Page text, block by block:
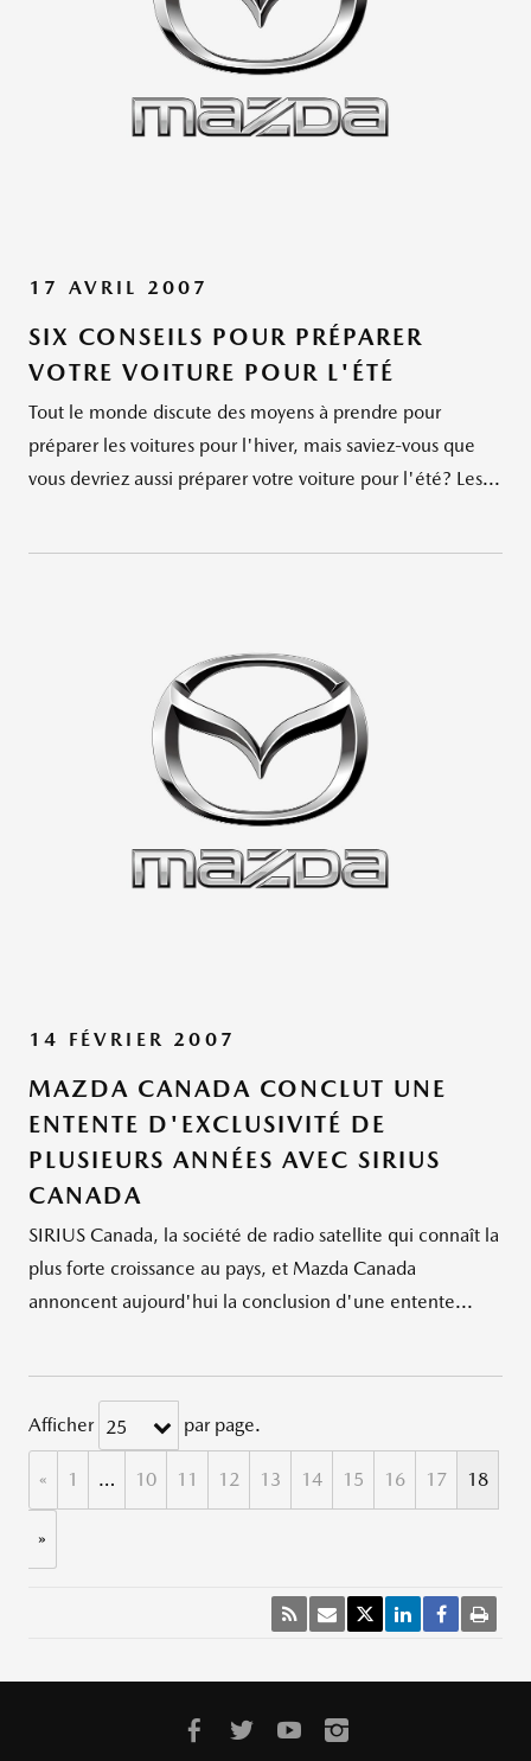
17 AVRIL 2007
SIX CONSEILS POUR PRÉPARER
VOTRE VOITURE POUR L'ÉTÉ
Tout le monde discute des moyens à prendre pour
préparer les voitures pour l'hiver, mais saviez-vous que
vous devriez aussi préparer votre voiture pour l'été? Les...
14 FÉVRIER 2007
MAZDA CANADA CONCLUT UNE
ENTENTE D'EXCLUSIVITÉ DE
PLUSIEURS ANNÉES AVEC SIRIUS
CANADA
SIRIUS Canada, la société de radio satellite qui connaît la
plus forte croissance au pays, et Mazda Canada
annoncent aujourd'hui la conclusion d'une entente...
Afficher 25 par page.
« 1 … 10 11 12 13 14 15 16 17 18
»